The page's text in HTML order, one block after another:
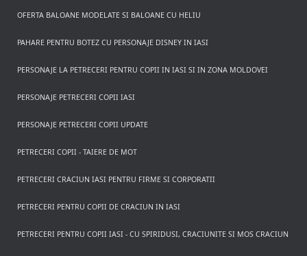
OFERTA BALOANE MODELATE SI BALOANE CU HELIU
PAHARE PENTRU BOTEZ CU PERSONAJE DISNEY IN IASI
PERSONAJE LA PETRECERI PENTRU COPII IN IASI SI IN ZONA MOLDOVEI
PERSONAJE PETRECERI COPII IASI
PERSONAJE PETRECERI COPII UPDATE
PETRECERI COPII - TAIERE DE MOT
PETRECERI CRACIUN IASI PENTRU FIRME SI CORPORATII
PETRECERI PENTRU COPII DE CRACIUN IN IASI
PETRECERI PENTRU COPII IASI - CU SPIRIDUSI, CRACIUNITE SI MOS CRACIUN